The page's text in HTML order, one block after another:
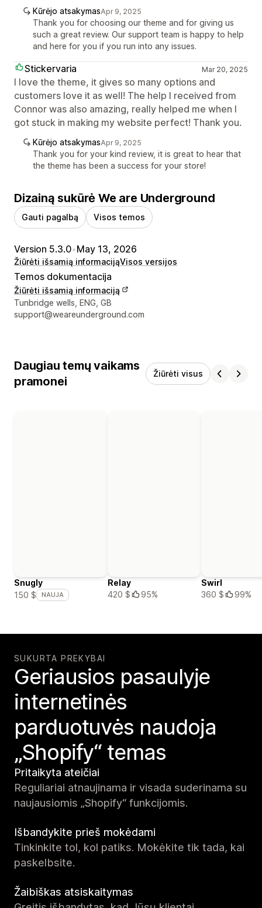
Kūrėjo atsakymasApr 9, 2025
Thank you for choosing our theme and for giving us
such a great review. Our support team is happy to help
and here for you if you run into any issues.
Stickervaria Mar 20, 2025
I love the theme, it gives so many options and
customers love it as well! The help I received from
Connor was also amazing, really helped me when I
got stuck in making my website perfect! Thank you.
Kūrėjo atsakymasApr 9, 2025
Thank you for your kind review, it is great to hear that
the theme has been a success for your store!
Dizainą sukūrė We are Underground
Gauti pagalbą Visos temos
Version 5.3.0•May 13, 2026
Žiūrėti išsamią informacijąVisos versijos
Temos dokumentacija
Žiūrėti išsamią informaciją
Kūrėjo kontaktiniai duomenys
Tunbridge wells, ENG, GB
support@weareunderground.com
Daugiau temų vaikams
pramonei
Žiūrėti visus
Snugly
150 $
NAUJA
Relay
420 $
95%
Swirl
360 $
99%
SUKURTA PREKYBAI
Geriausios pasaulyje
internetinės
parduotuvės naudoja
„Shopify“ temas
Pritaikyta ateičiai
Reguliariai atnaujinama ir visada suderinama su
naujausiomis „Shopify“ funkcijomis.
Išbandykite prieš mokėdami
Tinkinkite tol, kol patiks. Mokėkite tik tada, kai
paskelbsite.
Žaibiškas atsiskaitymas